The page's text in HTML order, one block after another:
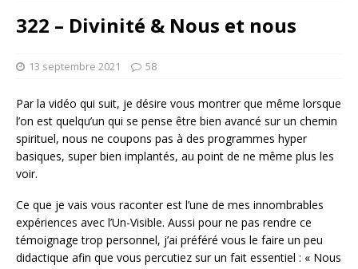
322 – Divinité & Nous et nous
13 septembre 2021 58
Par la vidéo qui suit, je désire vous montrer que même lorsque
l’on est quelqu’un qui se pense être bien avancé sur un chemin
spirituel, nous ne coupons pas à des programmes hyper
basiques, super bien implantés, au point de ne même plus les
voir.
Ce que je vais vous raconter est l’une de mes innombrables
expériences avec l’Un-Visible. Aussi pour ne pas rendre ce
témoignage trop personnel, j’ai préféré vous le faire un peu
didactique afin que vous percutiez sur un fait essentiel : « Nous